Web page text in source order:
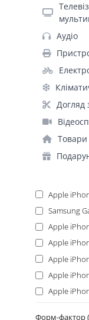
Аудіо
Догляд
Сумісність по
Samsung
Модель
Apple
Apple
Apple
Apple
Samsung
Apple
Apple
Apple
Apple
Apple
Форм-фактор